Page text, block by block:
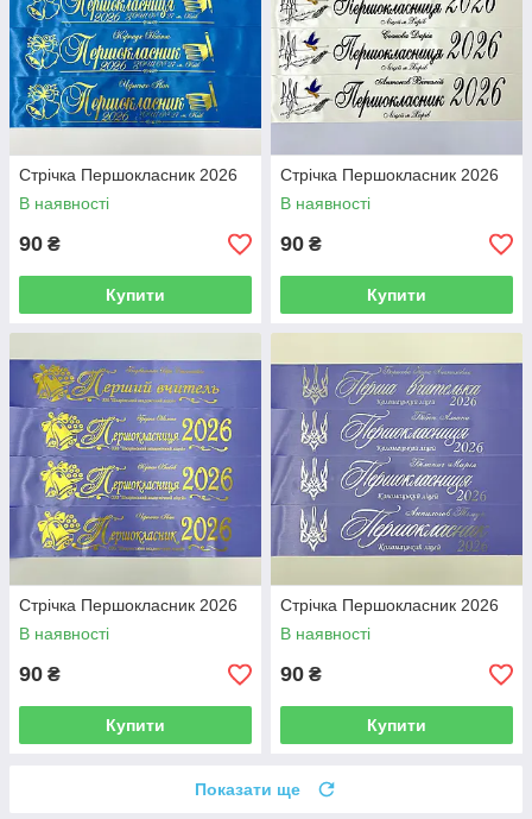
Стрічка Першокласник 2026
В наявності
90 ₴
Купити
Стрічка Першокласник 2026
В наявності
90 ₴
Купити
Стрічка Першокласник 2026
В наявності
90 ₴
Купити
Стрічка Першокласник 2026
В наявності
90 ₴
Купити
Показати ще